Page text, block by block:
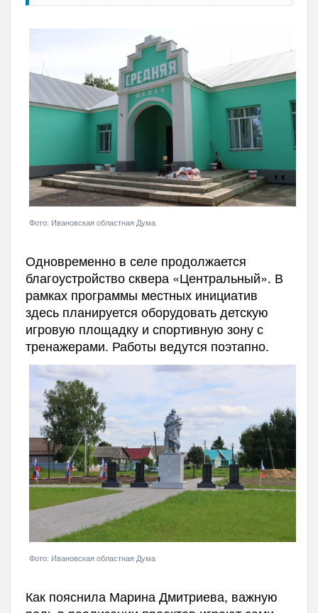
Фото: Ивановская областная Дума
Одновременно в селе продолжается
благоустройство сквера «Центральный». В
рамках программы местных инициатив
здесь планируется оборудовать детскую
игровую площадку и спортивную зону с
тренажерами. Работы ведутся поэтапно.
Фото: Ивановская областная Дума
Как пояснила Марина Дмитриева, важную